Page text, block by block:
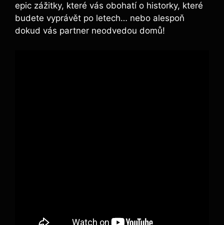
epic zážitky, které vás obohatí o historky, které
budete vyprávět po letech… nebo alespoň
dokud vás partner neodvedou domů!